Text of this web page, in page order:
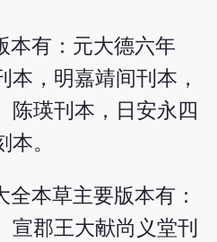
本有：元大德六年
本，明嘉靖间刊本，
陈瑛刊本，日安永四
。
本草主要版本有：
宣郡王大献尚义堂刊